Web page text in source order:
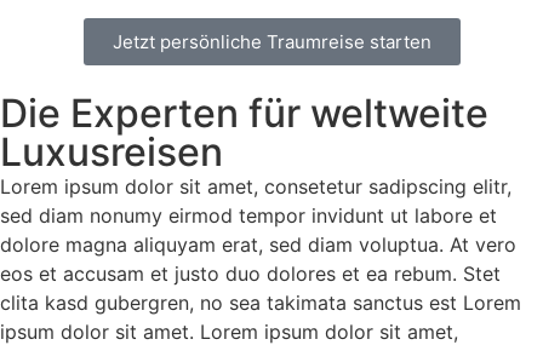
Jetzt persönliche Traumreise starten
Die Experten für weltweite
Luxusreisen
Lorem ipsum dolor sit amet, consetetur sadipscing elitr,
sed diam nonumy eirmod tempor invidunt ut labore et
dolore magna aliquyam erat, sed diam voluptua. At vero
eos et accusam et justo duo dolores et ea rebum. Stet
clita kasd gubergren, no sea takimata sanctus est Lorem
ipsum dolor sit amet. Lorem ipsum dolor sit amet,